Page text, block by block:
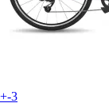
+-3